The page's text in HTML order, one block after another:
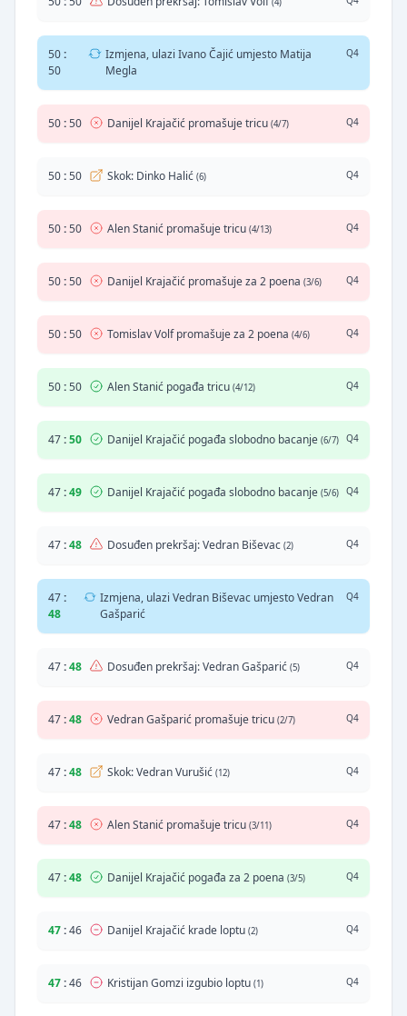
50:
50
Izmjena, ulazi Ivano Čajić umjesto Matija
Megla
Q4
50:50 Danijel Krajačić promašuje tricu (4/7) Q4
50:50 Skok: Dinko Halić (6) Q4
50:50 Alen Stanić promašuje tricu (4/13) Q4
50:50 Danijel Krajačić promašuje za 2 poena (3/6) Q4
50:50 Tomislav Volf promašuje za 2 poena (4/6) Q4
50:50 Alen Stanić pogađa tricu (4/12) Q4
47:50 Danijel Krajačić pogađa slobodno bacanje (6/7) Q4
47:49 Danijel Krajačić pogađa slobodno bacanje (5/6) Q4
47:48 Dosuđen prekršaj: Vedran Biševac (2) Q4
47:
48
Izmjena, ulazi Vedran Biševac umjesto Vedran
Gašparić
Q4
47:48 Dosuđen prekršaj: Vedran Gašparić (5) Q4
47:48 Vedran Gašparić promašuje tricu (2/7) Q4
47:48 Skok: Vedran Vurušić (12) Q4
47:48 Alen Stanić promašuje tricu (3/11) Q4
47:48 Danijel Krajačić pogađa za 2 poena (3/5) Q4
47:46 Danijel Krajačić krade loptu (2) Q4
47:46 Kristijan Gomzi izgubio loptu (1) Q4